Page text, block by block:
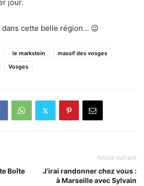
jour.
cette belle région… 😉
le markstein
massif des vosges
Vosges
Boîte
Article suivant
J’irai randonner chez vous :
à Marseille avec Sylvain